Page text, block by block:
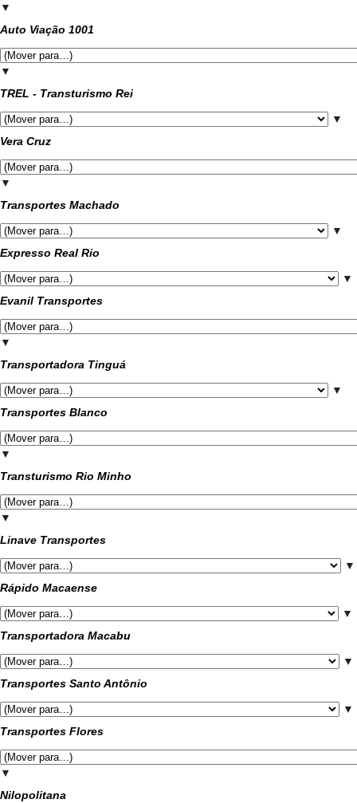
▼
Auto Viação 1001
▼
TREL - Transturismo Rei
▼
Vera Cruz
▼
Transportes Machado
▼
Expresso Real Rio
▼
Evanil Transportes
▼
Transportadora Tinguá
▼
Transportes Blanco
▼
Transturismo Rio Minho
▼
Linave Transportes
▼
Rápido Macaense
▼
Transportadora Macabu
▼
Transportes Santo Antônio
▼
Transportes Flores
▼
Nilopolitana